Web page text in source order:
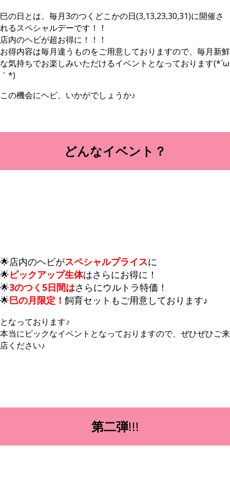
巳の日とは、毎月3のつくどこかの日(3,13,23,30,31)に開催さ
れるスペシャルデーです！！
店内のヘビが超お得に！！！
お得内容は毎月違うものをご用意しておりますので、毎月新鮮
な気持ちでお楽しみいただけるイベントとなっております(*´ω
｀*)
この機会にヘビ、いかがでしょうか♪
どんなイベント？
🌟店内のヘビがスペシャルプライスに
🌟ピックアップ生体はさらにお得に！
🌟3のつく5日間はさらにウルトラ特価！
🌟巳の月限定！ 飼育セットもご用意しております♪
となっております♪
本当にビックなイベントとなっておりますので、ぜひぜひご来
店ください♪
第二弾!!!